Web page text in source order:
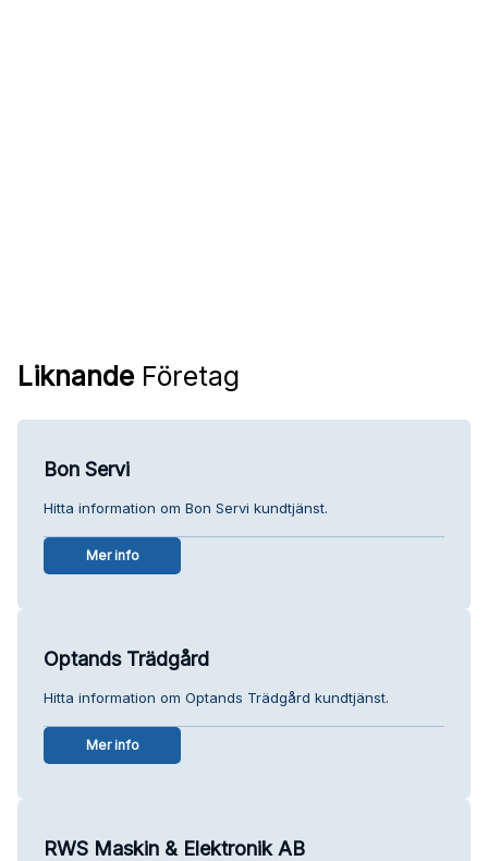
Liknande Företag
Bon Servi
Hitta information om Bon Servi kundtjänst.
Mer info
Optands Trädgård
Hitta information om Optands Trädgård kundtjänst.
Mer info
RWS Maskin & Elektronik AB